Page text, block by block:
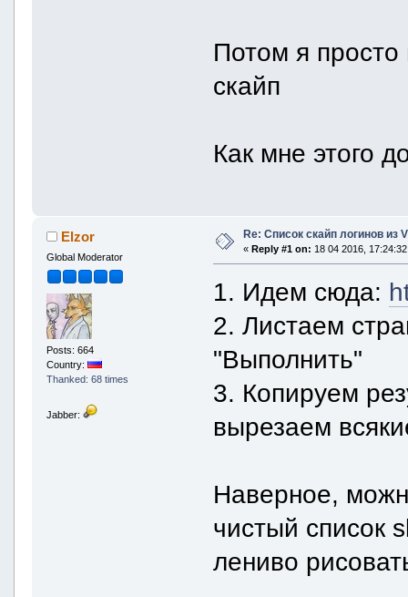
Потом я просто
скайп
Как мне этого
Elzor
Global Moderator
Posts: 664
Country:
Thanked: 68 times
Jabber:
Re: Список скайп логинов из
« Reply #1 on: 18 04 2016,
1. Идем сюда:
2. Листаем
"Выполнить"
3. Копируем
вырезаем
Наверное,
чистый список
лениво